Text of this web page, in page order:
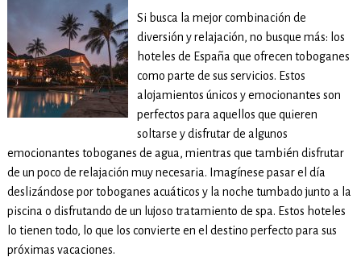
Si busca la mejor combinación de
diversión y relajación, no busque más: los
hoteles de España que ofrecen toboganes
como parte de sus servicios. Estos
alojamientos únicos y emocionantes son
perfectos para aquellos que quieren
soltarse y disfrutar de algunos
emocionantes toboganes de agua, mientras que también disfrutar
de un poco de relajación muy necesaria. Imagínese pasar el día
deslizándose por toboganes acuáticos y la noche tumbado junto a la
piscina o disfrutando de un lujoso tratamiento de spa. Estos hoteles
lo tienen todo, lo que los convierte en el destino perfecto para sus
próximas vacaciones.